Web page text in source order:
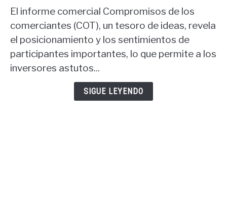
comercial
del
informe
COT:
informe
COT
El informe comercial Compromisos de los
comerciantes (COT), un tesoro de ideas, revela
el posicionamiento y los sentimientos de
participantes importantes, lo que permite a los
inversores astutos...
SIGUE LEYENDO